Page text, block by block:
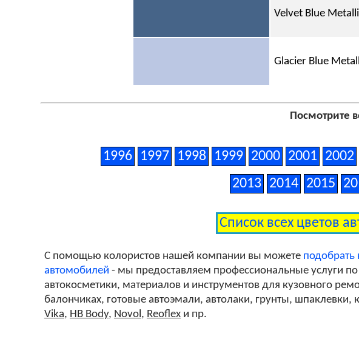
Velvet Blue
Glacier Blue
Посмотрите
1996 1997 1998 1999 2000 2001 2002
2013 2014 2015
Список всех цветов
С помощью колористов нашей компании вы можете подобрать
автомобилей - мы предоставляем профессиональные услуги
автокосметики, материалов и инструментов для кузовного
балончиках, готовые автоэмали, автолаки, грунты, шпаклевки,
Vika, HB Body, Novol, Reoflexи пр.